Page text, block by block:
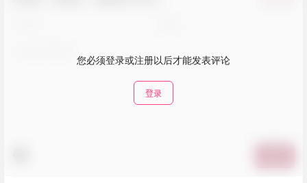
您必须登录或注册以后才能发表评论
登录